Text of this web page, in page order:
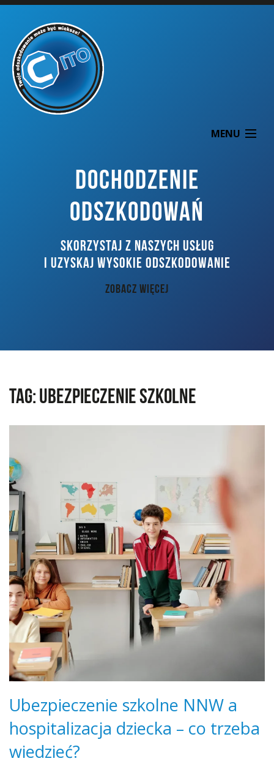
MENU
DOCHODZENIE ODSZKODOWAŃ
KONTAKT
DOCHODZENIE
ODSZKODOWAŃ
SKORZYSTAJ Z NASZYCH USŁUG
I UZYSKAJ WYSOKIE ODSZKODOWANIE
ZOBACZ WIĘCEJ
Tag:ubezpieczenie szkolne
Ubezpieczenie szkolne NNW a
hospitalizacja dziecka – co trzeba
wiedzieć?